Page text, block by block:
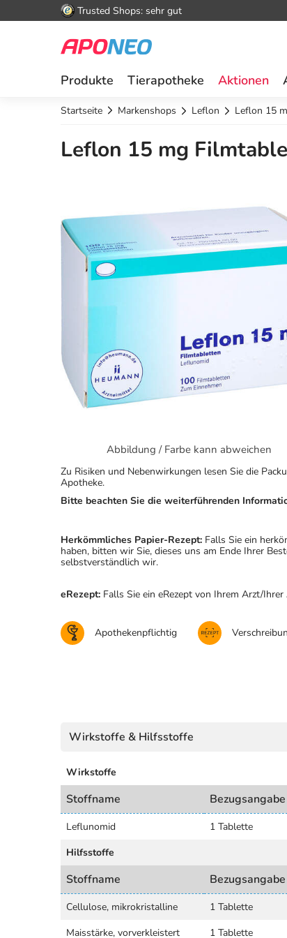
Trusted Shops: sehr gut
Produkte Tierapotheke Aktionen
Startseite Markenshops Leflon Leflon 15
Leflon 15 mg
Abbildung / Farbe kann abweichen
Zu Risiken und Nebenwirkungen lesen Sie die
Apotheke.
Bitte beachten Sie die weiterführenden
Herkömmliches Papier-Rezept: Falls Sie ein
haben, bitten wir Sie, dieses uns am Ende Ihrer
selbstverständlich wir.
eRezept: Falls Sie ein eRezept von Ihrem Arzt/
Apothekenpflichtig
Wirkstoffe & Hilfsstoffe
Wirkstoffe
Stoffname Bezugsangabe
Leflunomid 1 Tablette
Hilfsstoffe
Stoffname Bezugsangabe
Cellulose, mikrokristalline 1 Tablette
Maisstärke, vorverkleistert
1 Tablette